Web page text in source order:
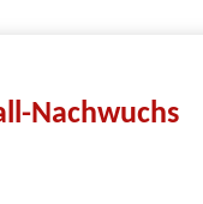
Nachwuchs